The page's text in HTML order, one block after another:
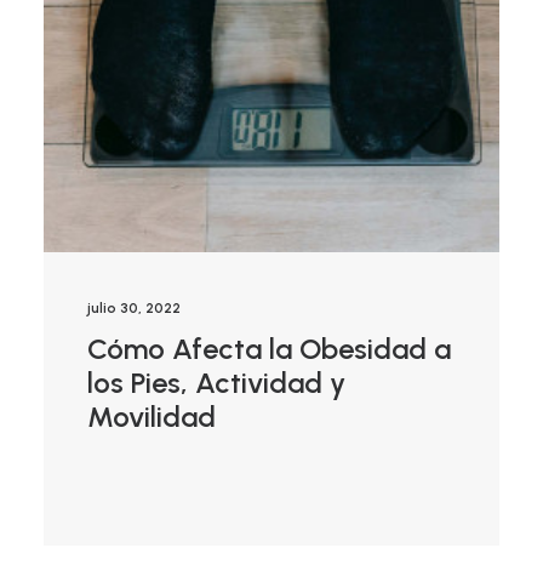
julio 30, 2022
Cómo Afecta la Obesidad a
los Pies, Actividad y
Movilidad